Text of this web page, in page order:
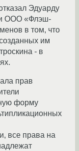
Эдуарду
ООО «Флэш-
в том, что
им
- в
прав
форму
все права на